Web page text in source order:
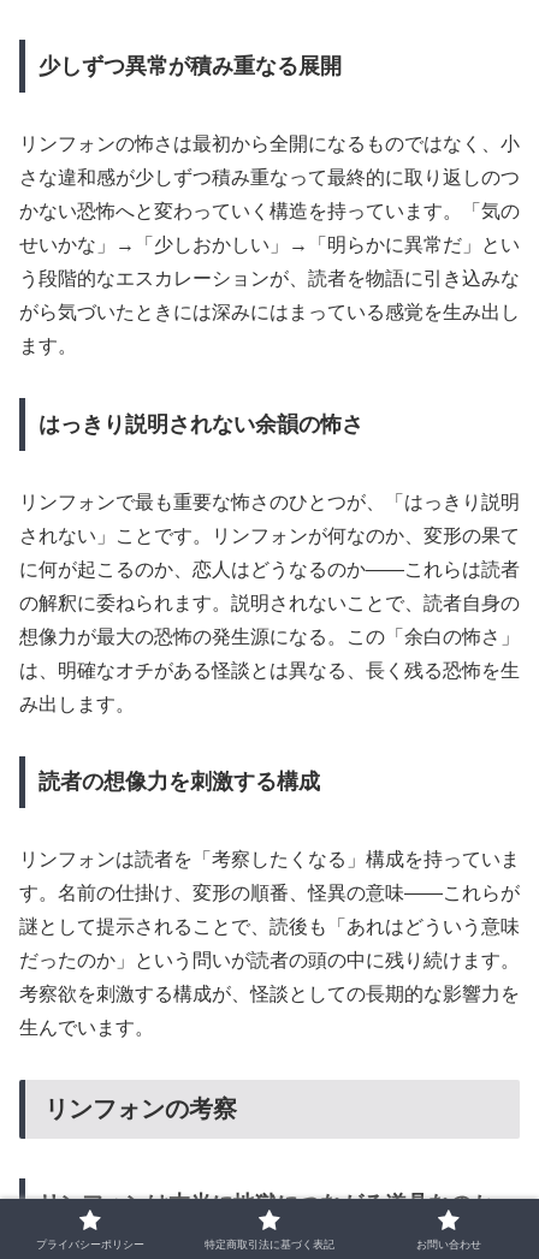
少しずつ異常が積み重なる展開
リンフォンの怖さは最初から全開になるものではなく、小
さな違和感が少しずつ積み重なって最終的に取り返しのつ
かない恐怖へと変わっていく構造を持っています。「気の
せいかな」→「少しおかしい」→「明らかに異常だ」とい
う段階的なエスカレーションが、読者を物語に引き込みな
がら気づいたときには深みにはまっている感覚を生み出し
ます。
はっきり説明されない余韻の怖さ
リンフォンで最も重要な怖さのひとつが、「はっきり説明
されない」ことです。リンフォンが何なのか、変形の果て
に何が起こるのか、恋人はどうなるのか——これらは読者
の解釈に委ねられます。説明されないことで、読者自身の
想像力が最大の恐怖の発生源になる。この「余白の怖さ」
は、明確なオチがある怪談とは異なる、長く残る恐怖を生
み出します。
読者の想像力を刺激する構成
リンフォンは読者を「考察したくなる」構成を持っていま
す。名前の仕掛け、変形の順番、怪異の意味——これらが
謎として提示されることで、読後も「あれはどういう意味
だったのか」という問いが読者の頭の中に残り続けます。
考察欲を刺激する構成が、怪談としての長期的な影響力を
生んでいます。
リンフォンの考察
リンフォンは本当に地獄につながる道具なのか
プライバシーポリシー 特定商取引法に基づく表記 お問い合わせ